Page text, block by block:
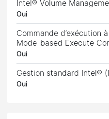
Intel® Volume
Oui
Commande d’exécution
Mode-based Execute
Oui
Gestion standard Intel®
Oui